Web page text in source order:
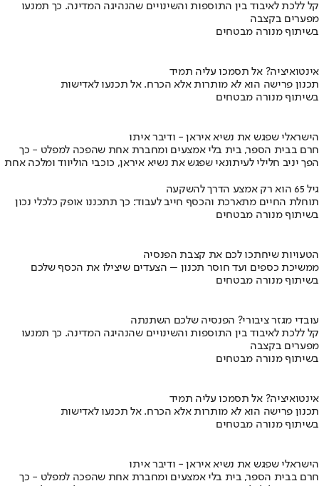
קל ללכת לאיבוד בין התוספות והשינויים שהנהיגה המדינה. כך תמנעו
מפערים בקצבה
בשיתוף מנורה מבטחים
אינטואיציה? אל תסמכו עליה תמיד
תכנון פרישה הוא לא מותרות אלא הכרח. אל תכנעו לאדישות
בשיתוף מנורה מבטחים
הישראלי שפגש את נשיא איראן - ודיבר איתו
חרם בבית הספר, בית בלי אמצעים ומחברת אחת שהפכה למפלט - כך
הפך יניב חלילי לעיתונאי שפגש את נשיא איראן, כוכבי הוליווד ומלכה אחת
גיל 65 הוא רק אמצע הדרך להשקעה
תוחלת החיים מתארכת והכסף חייב לעבוד: כך תתכננו אופק כלכלי נכון
בשיתוף מנורה מבטחים
הטעויות שיחתכו לכם את קצבת הפנסיה
ממשיכת כספים ועד חוסר תכנון – הצעדים שיצילו את הכסף שלכם
בשיתוף מנורה מבטחים
עובדי מגזר ציבורי? הפנסיה שלכם השתנתה
קל ללכת לאיבוד בין התוספות והשינויים שהנהיגה המדינה. כך תמנעו
מפערים בקצבה
בשיתוף מנורה מבטחים
אינטואיציה? אל תסמכו עליה תמיד
תכנון פרישה הוא לא מותרות אלא הכרח. אל תכנעו לאדישות
בשיתוף מנורה מבטחים
הישראלי שפגש את נשיא איראן - ודיבר איתו
חרם בבית הספר, בית בלי אמצעים ומחברת אחת שהפכה למפלט - כך